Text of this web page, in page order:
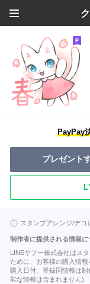
PayPay
プレゼント
スタンプアレンジ/デコ
制作者に提供される情報に
LINEヤフー株式会社はス
ために、お客様の購入情報
購入日付、登録国情報は
能な情報は含まれません)